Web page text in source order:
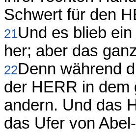
Schwert für den
21Und es blieb
her; aber das
22Denn während
der HERR in dem
andern. Und das
das Ufer von